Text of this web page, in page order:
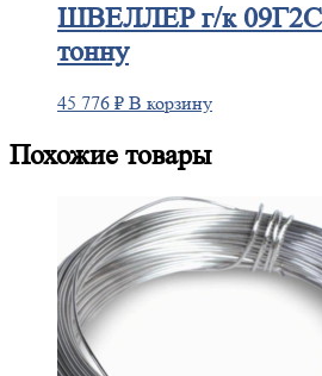
ШВЕЛЛЕРг/к 09Г2С
тонну
45 776 ₽ В корзину
Похожие товары